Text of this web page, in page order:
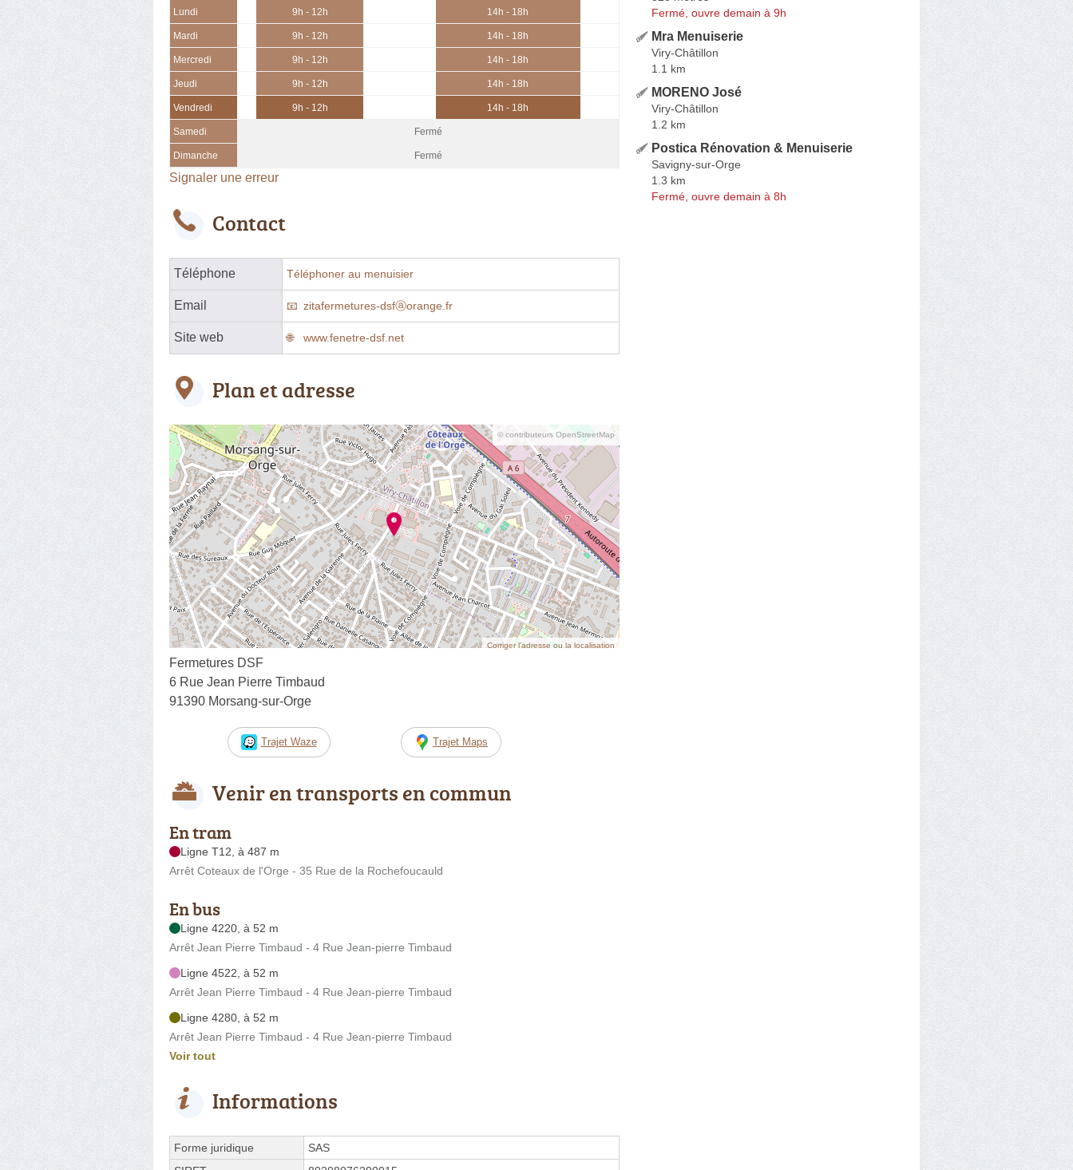
Lundi 9h - 12h 14h - 18h
Mardi 9h - 12h 14h - 18h
Mercredi 9h - 12h 14h - 18h
Jeudi 9h - 12h 14h - 18h
Vendredi 9h - 12h 14h - 18h
Samedi Fermé
Dimanche Fermé
Signaler une erreur
Contact
Téléphone Téléphoner au menuisier
Email zitafermetures-dsfⓐorange.fr
Site web www.fenetre-dsf.net
Plan et adresse
© contributeurs OpenStreetMap
Corriger l’adresse ou la localisation
Fermetures DSF
6 Rue Jean Pierre Timbaud
91390 Morsang-sur-Orge
Trajet Waze Trajet Maps
Venir en transports en commun
En tram
Ligne T12, à 487 m
Arrêt Coteaux de l'Orge - 35 Rue de la Rochefoucauld
En bus
Ligne 4220, à 52 m
Arrêt Jean Pierre Timbaud - 4 Rue Jean-pierre Timbaud
Ligne 4522, à 52 m
Arrêt Jean Pierre Timbaud - 4 Rue Jean-pierre Timbaud
Ligne 4280, à 52 m
Arrêt Jean Pierre Timbaud - 4 Rue Jean-pierre Timbaud
Voir tout
Informations
Forme juridique
SAS
Fermé, ouvre demain à 9h
Mra Menuiserie
Viry-Châtillon
1.1 km
MORENO José
Viry-Châtillon
1.2 km
Postica Rénovation & Menuiserie
Savigny-sur-Orge
1.3 km
Fermé, ouvre demain à 8h